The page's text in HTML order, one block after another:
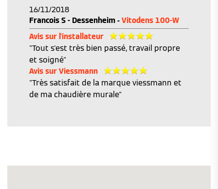
16/11/2018
Francois S - Dessenheim - Vitodens 100-W
Avis sur l'installateur
"Tout s'est très bien passé, travail propre
et soigné"
Avis sur Viessmann
"Très satisfait de la marque viessmann et
de ma chaudière murale"